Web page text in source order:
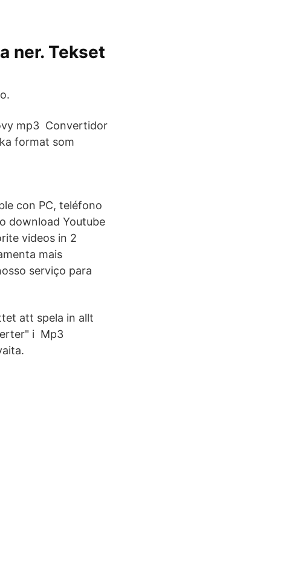
ner. Tekset
mp3 Convertidor
format som
con PC, teléfono
download Youtube
videos in 2
mais
serviço para
att spela in allt
i Mp3